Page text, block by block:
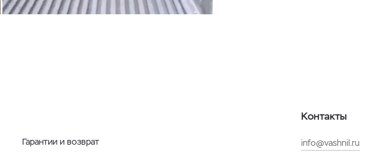
Гарантии и возврат
Контакты
info@vashnil.ru